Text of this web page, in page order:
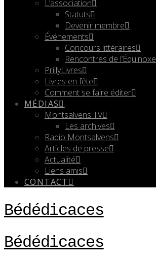
L’association
Statuts
Devenir membre
Événements
Concours littéraires
Rencontres de l’Équinoxe
PrillyLivres
Livres en fête
Comment se faire éditer
MÉDIAS
Montsalvens TV
Les archives
Radio Montsalvens
Articles de presse
Actualité
Liens amis
CONTACT
Bédédicaces
Bédédicaces